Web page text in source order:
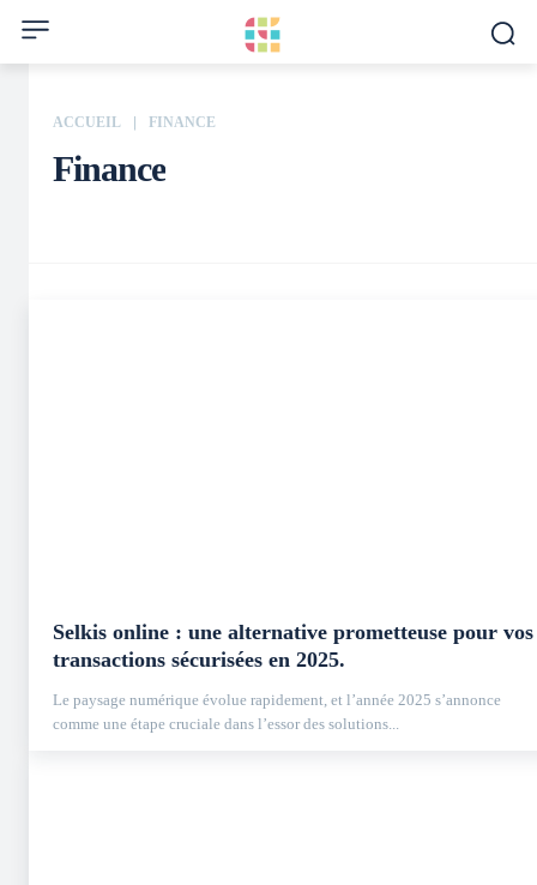
ACCUEIL FINANCE
Finance
Selkis online : une alternative prometteuse pour vos
transactions sécurisées en 2025.
Le paysage numérique évolue rapidement, et l’année 2025 s’annonce
comme une étape cruciale dans l’essor des solutions...